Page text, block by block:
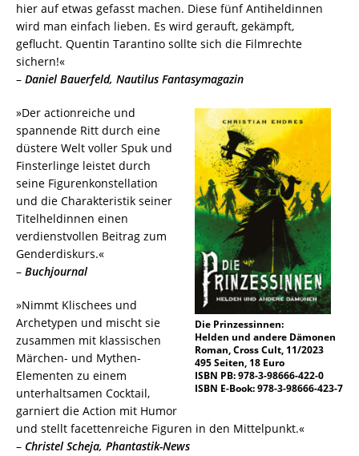
hier auf etwas gefasst machen. Diese fünf Antiheldinnen
wird man einfach lieben. Es wird gerauft, gekämpft,
geflucht. Quentin Tarantino sollte sich die Filmrechte
sichern!«
– Daniel Bauerfeld, Nautilus Fantasymagazin
Die Prinzessinnen:
Helden und andere Dämonen
Roman, Cross Cult, 11/2023
495 Seiten, 18 Euro
ISBN PB: 978-3-98666-422-0
ISBN E-Book: 978-3-98666-423-7
»Der actionreiche und
spannende Ritt durch eine
düstere Welt voller Spuk und
Finsterlinge leistet durch
seine Figurenkonstellation
und die Charakteristik seiner
Titelheldinnen einen
verdienstvollen Beitrag zum
Genderdiskurs.«
– Buchjournal
»Nimmt Klischees und
Archetypen und mischt sie
zusammen mit klassischen
Märchen- und Mythen-
Elementen zu einem
unterhaltsamen Cocktail,
garniert die Action mit Humor
und stellt facettenreiche Figuren in den Mittelpunkt.«
– Christel Scheja, Phantastik-News